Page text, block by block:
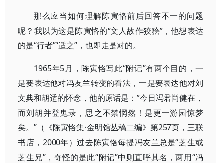
那么应当如何理解陈寅恪前后回答不一的问题
呢？我以为这是陈寅恪的“文人故作狡狯”，他想表达
的是“行者”“适之”，也即走是对的。
1965年5月，陈寅恪写此“附记”有两个目的，一
是要表达他对冯友兰转变的看法，一是要表达他对刘
文典和胡适的怀念，他的原话是：”今日冯君尚健在，
而刘胡并登鬼录，思之不禁惘然！是更一游园惊梦
矣。”（《陈寅恪集·金明馆丛稿二编》第257页，三联
书店，2000年）过去陈寅恪每提冯友兰总是“芝生或
芝生兄”，奇怪的是此“附记”中则直呼其名，两用“冯